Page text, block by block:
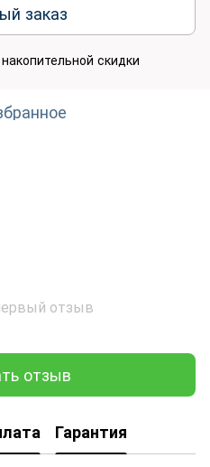
заказ
скидки
отзыв
отзыв
Гарантия